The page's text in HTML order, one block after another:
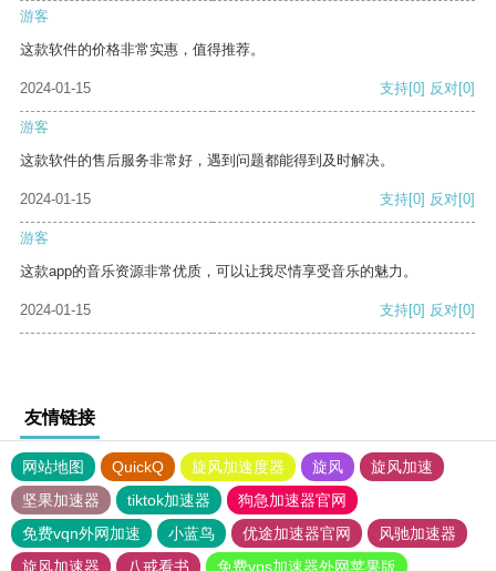
游客
这款软件的价格非常实惠，值得推荐。
2024-01-15 支持[0] 反对[0]
游客
这款软件的售后服务非常好，遇到问题都能得到及时解决。
2024-01-15 支持[0] 反对[0]
游客
这款app的音乐资源非常优质，可以让我尽情享受音乐的魅力。
2024-01-15 支持[0] 反对[0]
友情链接
网站地图 QuickQ 旋风加速度器 旋风
旋风加速
坚果加速器
tiktok加速器
狗急加速器官网
免费vqn外网加速
小蓝鸟 优途加速器官网
风驰加速器
旋风加速器
八戒看书 免费vps加速器外网苹果版